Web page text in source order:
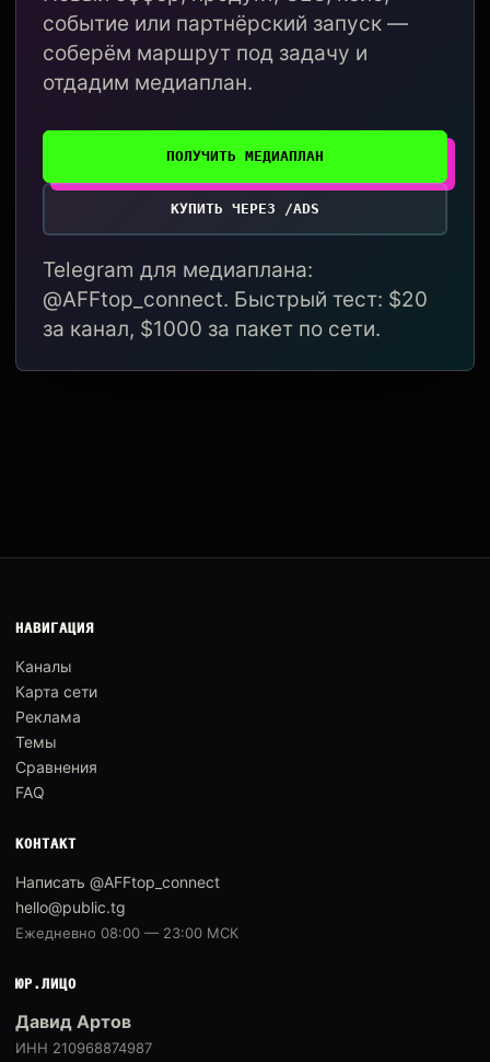
событие или партнёрский запуск —
соберём маршрут под задачу и
отдадим медиаплан.
ПОЛУЧИТЬ МЕДИАПЛАН
КУПИТЬ ЧЕРЕЗ /ADS
Telegram для медиаплана:
@AFFtop_connect. Быстрый тест: $20
за канал, $1000 за пакет по сети.
НАВИГАЦИЯ
Каналы
Карта сети
Реклама
Темы
Сравнения
FAQ
КОНТАКТ
Написать @AFFtop_connect
hello@public.tg
Ежедневно 08:00 — 23:00 МСК
ЮР.ЛИЦО
Давид Артов
ИНН 210968874987